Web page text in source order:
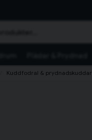
Kuddfodral & prydnadskuddar